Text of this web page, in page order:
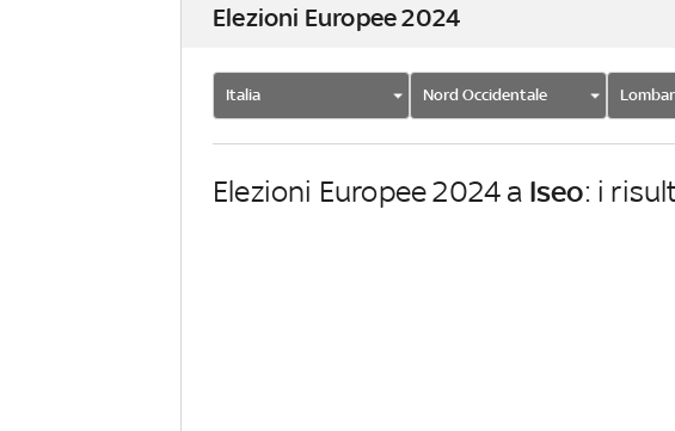
Elezioni Europee 2024
Italia Nord Occidentale
Elezioni Europee 2024 a Iseo: i